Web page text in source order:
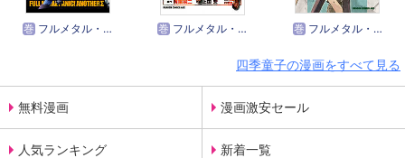
巻 フルメタル・パニック！ アナザーΣ 巻 フルメタル・パニック！シグマ 巻フルメタル・パニック！0―ZERO―
四季童子の漫画をすべて見る
無料漫画 漫画激安セール
人気ランキング 新着一覧